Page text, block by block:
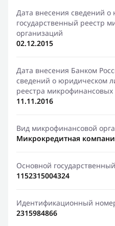
Дата внесения сведений
государственный реестр
организаций
02.12.2015
Дата внесения Банком
сведений о юридическом
реестра микрофинансовых
11.11.2016
Вид микрофинансовой
Микрокредитная
Основной
1152315004324
Идентификационный
2315984866